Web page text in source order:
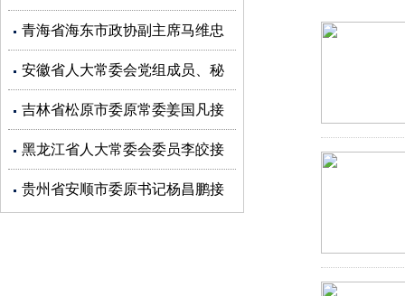
会副主任蒋同根接受审查调查
青海省海东市政协副主席马维忠
接受审查调查
安徽省人大常委会党组成员、秘
书长杜延安接受审查调查
吉林省松原市委原常委姜国凡接
受审查调查
黑龙江省人大常委会委员李皎接
受审查调查
贵州省安顺市委原书记杨昌鹏接